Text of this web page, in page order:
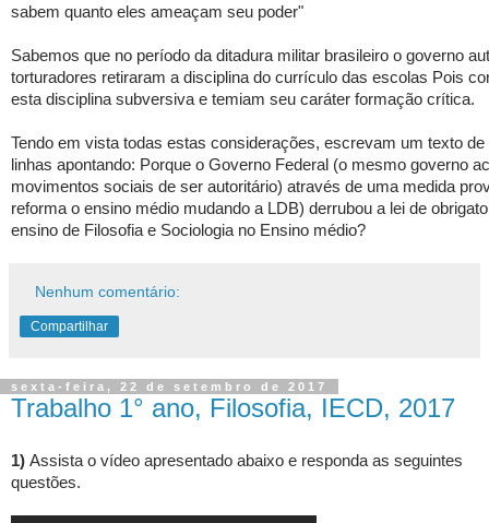
sabem quanto eles ameaçam seu poder"
Sabemos que no período da ditadura militar brasileiro o governo
torturadores retiraram a disciplina do currículo das escolas Pois
esta disciplina subversiva e temiam seu caráter formação crítica.
Tendo em vista todas estas considerações, escrevam um texto de
linhas apontando: Porque o Governo Federal (o mesmo governo
movimentos sociais de ser autoritário) através de uma medida
reforma o ensino médio mudando a LDB) derrubou a lei de
ensino de Filosofia e Sociologia no Ensino médio?
Nenhum comentário:
Compartilhar
sexta-feira, 22 de setembro de 2017
Trabalho 1° ano, Filosofia, IECD, 2017
1) Assista o vídeo apresentado abaixo e responda as seguintes
questões.